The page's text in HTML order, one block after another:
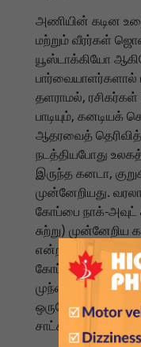
அணியின் கடின
மற்றும் வீரர்கள்
யூஸ்டாக்கியோ
பார்வையாளர்களால்
தளராமல்,
பாடியும்,
ஆதரவைத்
நடத்தியபோது
இருந்த கனடா,
முன்னேறியது.
கோப்பை நாக்-அவுட்
சுற்று) முன்னேறிய
என்ற கோல்
கோப்பையையும்
முந்தைய
ஒருபோதும்
சாட்சியமளித்தனர்.